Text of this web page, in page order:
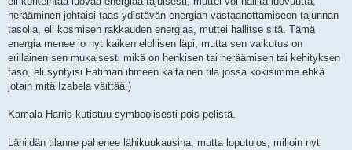
herääminen johtaisi taas ydistävän energian vastaanottamiseen tajunnan
tasolla, eli kosmisen rakkauden energiaa, muttei hallitse sitä. Tämä
energia menee jo nyt kaiken elollisen läpi, mutta sen vaikutus on
erillainen sen mukaisesti mikä on henkisen tai heräämisen tai kehityksen
taso, eli syntyisi Fatiman ihmeen kaltainen tila jossa kokisimme ehkä
jotain mitä Izabela väittää.)
Kamala Harris kutistuu symboolisesti pois pelistä.
Lähiidän tilanne pahenee lähikuukausina, mutta loputulos, milloin nyt